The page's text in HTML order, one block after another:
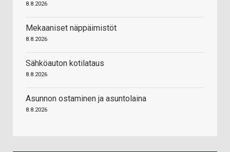
8.8.2026
Mekaaniset näppäimistöt
8.8.2026
Sähköauton kotilataus
8.8.2026
Asunnon ostaminen ja asuntolaina
8.8.2026